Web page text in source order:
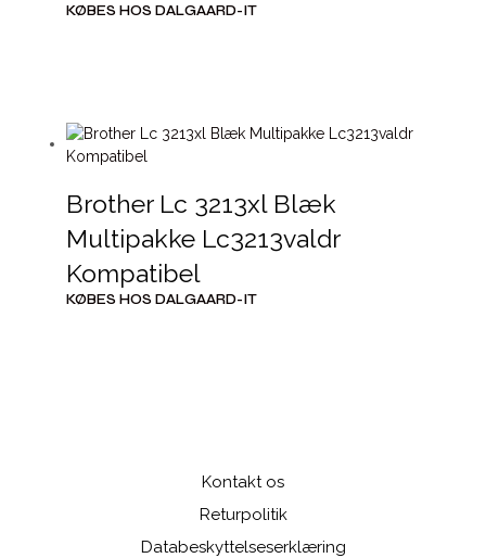
KØBES HOS DALGAARD-IT
Brother Lc 3213xl Blæk
Multipakke Lc3213valdr
Kompatibel
KØBES HOS DALGAARD-IT
Kontakt os
Returpolitik
Databeskyttelseserklæring